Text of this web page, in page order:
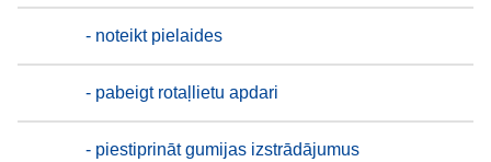
- noteikt pielaides
- pabeigt rotaļlietu apdari
- piestiprināt gumijas izstrādājumus